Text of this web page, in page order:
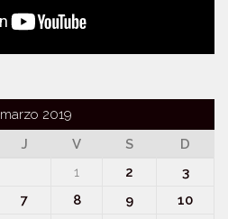
marzo 2019
J V S
D
1
2
3
7 8 9
10